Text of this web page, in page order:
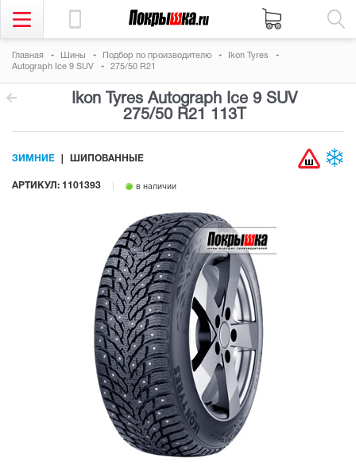
Главная Шины Подбор по производителю
Ikon Tyres
Autograph Ice 9 SUV
275/50 R21
Ikon Tyres Autograph Ice 9 SUV
275/50 R21 113T
АРТИКУЛ: 1101393 в наличии
ЗИМНИЕ ШИПОВАННЫЕ